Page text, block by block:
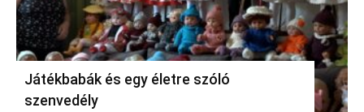
Játékbabák és egy életre szóló
szenvedély